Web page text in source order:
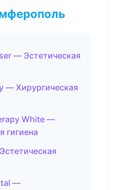
— Эстетическая
— Хирургическая
White —
гигиена
—